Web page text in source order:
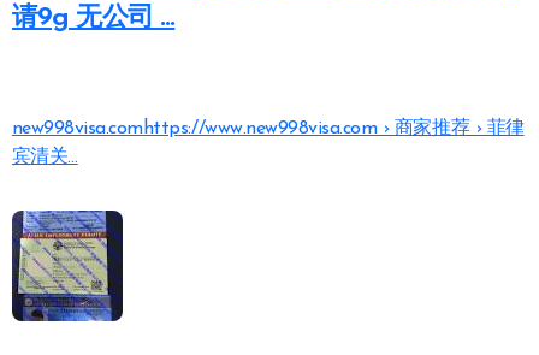
请9g 无公司 …
new998visa.comhttps://www.new998visa.com › 商家推荐 › 菲律
宾清关…